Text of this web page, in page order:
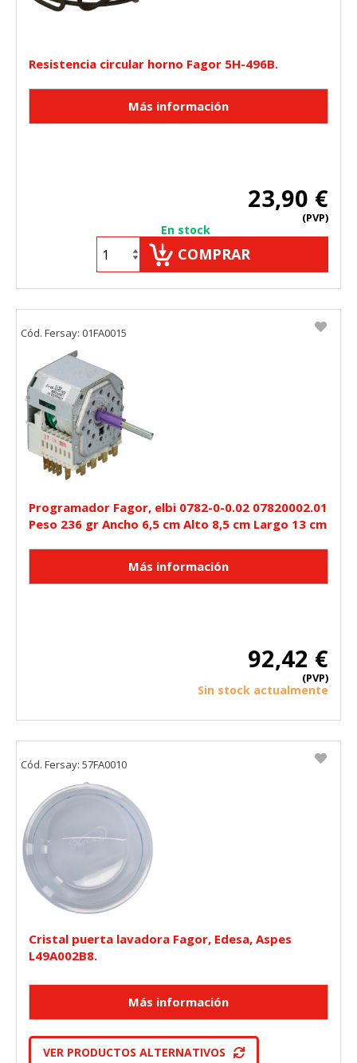
Resistencia circular horno Fagor 5H-496B.
23,90 €
(PVP)
En stock
COMPRAR
Programador Fagor, elbi 0782-0-0.02 07820002.01
Peso 236 gr Ancho 6,5 cm Alto 8,5 cm Largo 13 cm
92,42 €
(PVP)
Sin stock actualmente
Cód. Fersay: 01FA0015
Cristal puerta lavadora Fagor, Edesa, Aspes
L49A002B8.
VER PRODUCTOS ALTERNATIVOS
Cód. Fersay: 57FA0010